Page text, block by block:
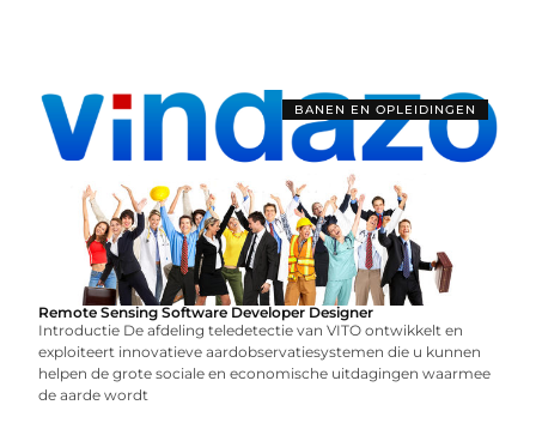
BANEN EN OPLEIDINGEN
Remote Sensing Software Developer Designer
Introductie De afdeling teledetectie van VITO ontwikkelt en
exploiteert innovatieve aardobservatiesystemen die u kunnen
helpen de grote sociale en economische uitdagingen waarmee
de aarde wordt